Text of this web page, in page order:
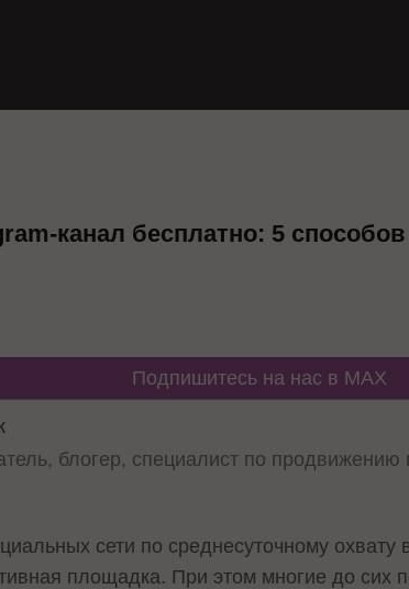
канал бесплатно: 5 способов
Подпишитесь на нас в MAX
блогер, специалист по продвижению
сети по среднесуточному охвату
площадка. При этом многие до сих